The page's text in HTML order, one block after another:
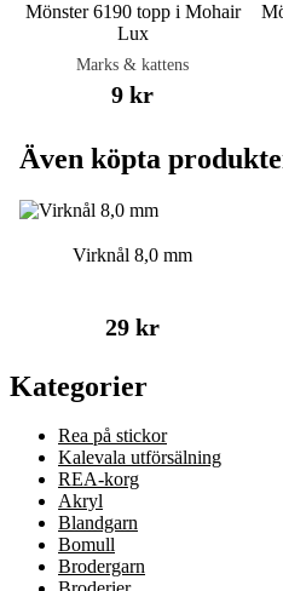
Mönster 6190 topp i Mohair
Lux
Marks & kattens
9 kr
Även köpta
Virknål 8,0 mm
29 kr
Kategorier
Rea på stickor
Kalevala utförsälning
REA-korg
Akryl
Blandgarn
Bomull
Brodergarn